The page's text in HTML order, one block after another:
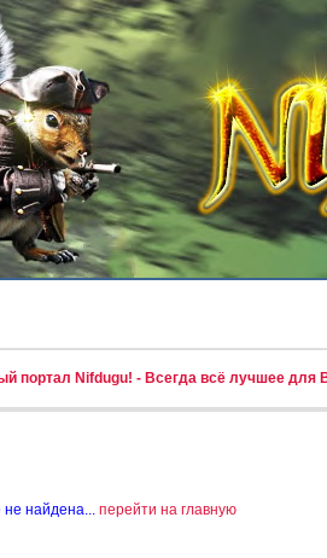
портал Nifdugu! - Всегда всё лучшее для
не найдена... перейти на главную